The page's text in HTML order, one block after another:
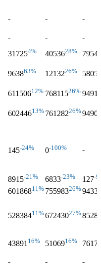
- -
-
- -
-
317254% 4053628%
963863% 1213226% 5805
61150612% 76811526%
60244613% 76128226%
145-24% 0-100% -
8915-21% 6833-23% 127-
60186811% 75598326%
52838411%67243027%
43891 16% 5106916%
- -
-